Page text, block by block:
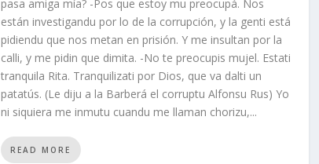
pasa amiga mía? -Pos que estoy mu preocupá. Nos
están investigandu por lo de la corrupción, y la genti está
pidiendu que nos metan en prisión. Y me insultan por la
calli, y me pidin que dimita. -No te preocupis mujel. Estati
tranquila Rita. Tranquilizati por Dios, que va dalti un
patatús. (Le diju a la Barberá el corruptu Alfonsu Rus) Yo
ni siquiera me inmutu cuandu me llaman chorizu,...
READ MORE